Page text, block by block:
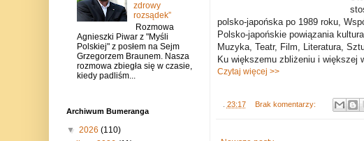
polsko-japońska po 1989 roku,
Polsko-japońskie powiązania
Muzyka, Teatr, Film, Literatura,
Ku większemu zbliżeniu i większej
Czytaj więcej >>
23:17 Brak komentarzy:
zdrowy
rozsądek”
Rozmowa
Agnieszki Piwar z "Myśli
Polskiej" z posłem na Sejm
Grzegorzem Braunem. Nasza
rozmowa zbiegła się w czasie,
kiedy padliśm...
Archiwum Bumeranga
▼ 2026 (110)